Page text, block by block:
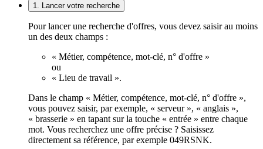
1. Lancer votre recherche
Pour lancer une recherche d'offres, vous devez saisir au moins
un des deux champs :
« Métier, compétence, mot-clé, n° d'offre »
ou
« Lieu de travail ».
Dans le champ « Métier, compétence, mot-clé, n° d'offre »,
vous pouvez saisir, par exemple, « serveur », « anglais »,
« brasserie » en tapant sur la touche « entrée » entre chaque
mot. Vous recherchez une offre précise ? Saisissez
directement sa référence, par exemple 049RSNK.